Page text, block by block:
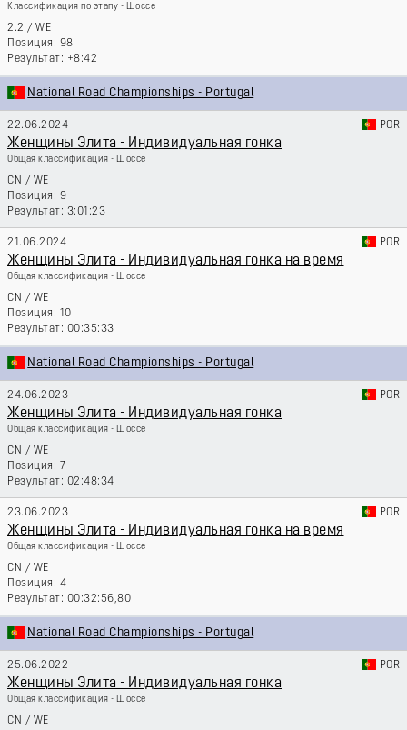
Классификация по этапу - Шоссе
2.2 / WE
98
+8:42
National Road Championships - Portugal
22.06.2024 POR
Женщины Элита - Индивидуальная гонка
Общая классификация - Шоссе
CN / WE
9
3:01:23
21.06.2024 POR
Женщины Элита - Индивидуальная гонка на время
Общая классификация - Шоссе
CN / WE
10
00:35:33
National Road Championships - Portugal
24.06.2023 POR
Женщины Элита - Индивидуальная гонка
Общая классификация - Шоссе
CN / WE
7
02:48:34
23.06.2023 POR
Женщины Элита - Индивидуальная гонка на время
Общая классификация - Шоссе
CN / WE
4
00:32:56,80
National Road Championships - Portugal
25.06.2022 POR
Женщины Элита - Индивидуальная гонка
Общая классификация - Шоссе
CN / WE